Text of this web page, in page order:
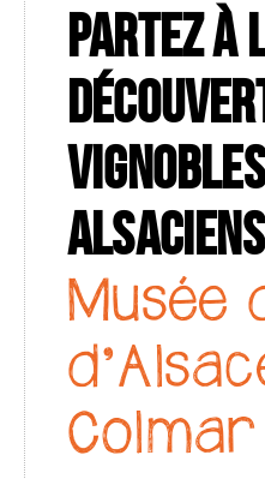
PARTEZ À
VIGNOBLES
ALSACIENS
Musée
Colmar